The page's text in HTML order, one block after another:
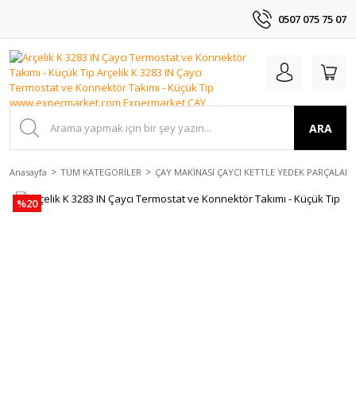
0507 075 75 07
ARA
Anasayfa TÜM KATEGORİLER ÇAY MAKİNASI ÇAYCI KETTLE YEDEK PARÇALAR
%20